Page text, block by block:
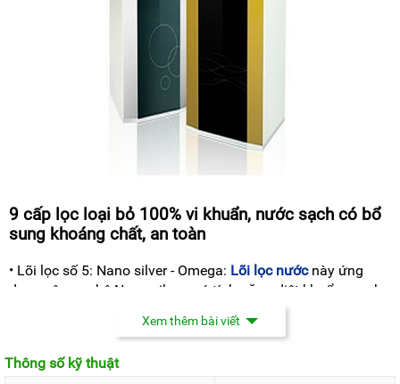
9 cấp lọc loại bỏ 100% vi khuẩn, nước sạch có bổ
sung khoáng chất, an toàn
• Lõi lọc số 5: Nano silver - Omega: Lõi lọc nướcnày ứng
dụng công nghệ Nano sikver, có tính năng diệt khuẩn mạnh
mẽ, diệt đến 99,99% các loại vi trùng, vi khuẩn, các bào tử
nấm có trong nước. Chống tái phát triển các laoij vi khuẩn
• Lõi 6: Alkaline - Omega: Có tác dụng cân bằng độ PH, bổ
Xem thêm bài viết
Thông số kỹ thuật